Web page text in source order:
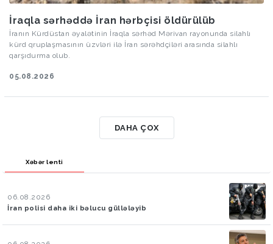
İraqla sərhəddə İran hərbçisi öldürülüb
İranın Kürdüstan əyalətinin İraqla sərhəd Mərivan rayonunda silahlı
kürd qruplaşmasının üzvləri ilə İran sərəhdçiləri arasında silahlı
qarşıdurma olub.
05.08.2026
DAHA ÇOX
Xəbər lenti
06.08.2026
İran polisi daha iki bəlucu güllələyib